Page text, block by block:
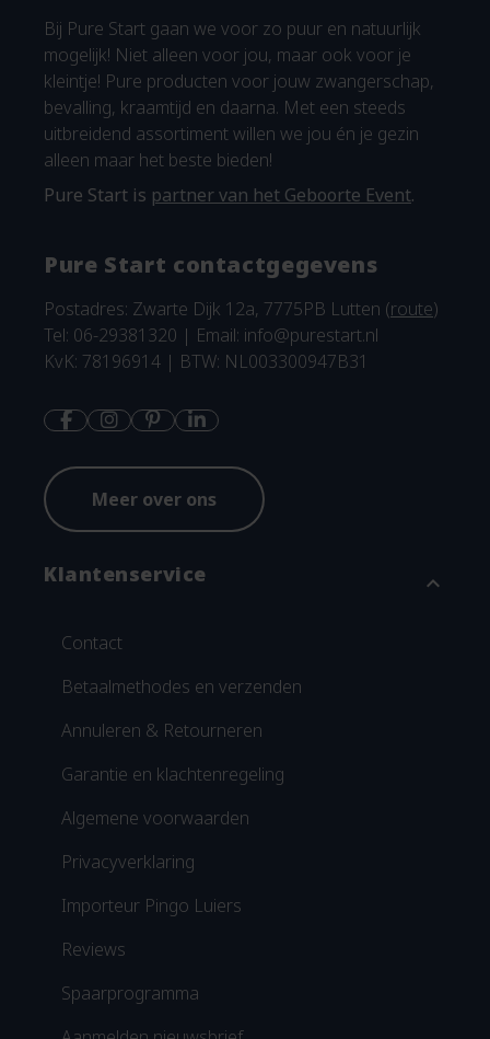
Bij Pure Start gaan we voor zo puur en natuurlijk
mogelijk! Niet alleen voor jou, maar ook voor je
kleintje! Pure producten voor jouw zwangerschap,
bevalling, kraamtijd en daarna. Met een steeds
uitbreidend assortiment willen we jou én je gezin
alleen maar het beste bieden!
Pure Start is partner van het Geboorte Event.
Pure Start contactgegevens
Postadres: Zwarte Dijk 12a, 7775PB Lutten (route)
Tel: 06-29381320 | Email: info@purestart.nl
KvK: 78196914 | BTW: NL003300947B31
Meer over ons
Klantenservice expand_more
Contact
Betaalmethodes en verzenden
Annuleren & Retourneren
Garantie en klachtenregeling
Algemene voorwaarden
Privacyverklaring
Importeur Pingo Luiers
Reviews
Spaarprogramma